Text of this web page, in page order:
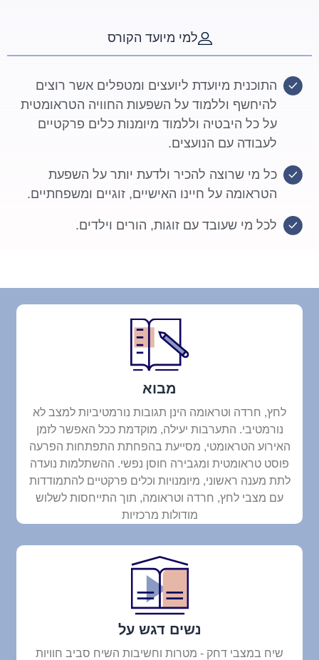
למי מיועד הקורס
התוכנית מיועדת ליועצים ומטפלים אשר רוצים
להיחשף וללמוד על השפעות החוויה הטראומטית
על כל היבטיה וללמוד מיומנות כלים פרקטיים
לעבודה עם הנועצים.
כל מי שרוצה להכיר ולדעת יותר על השפעת
הטראומה על חיינו האישיים, זוגיים ומשפחתיים.
לכל מי שעובד עם זוגות, הורים וילדים.
מבוא
לחץ, חרדה וטראומה הינן תגובות נורמטיביות למצב לא
נורמטיבי. התערבות יעילה, מוקדמת ככל האפשר לזמן
האירוע הטראומטי, מסייעת בהפחתת התפתחות הפרעה
פוסט טראומטית ומגבירה חוסן נפשי. ההשתלמות נועדה
לתת מענה ראשוני, מיומנויות וכלים פרקטיים להתמודדות
עם מצבי לחץ, חרדה וטראומה, תוך התייחסות לשלוש
מודולות מרכזיות
נשים דגש על
שיח במצבי דחק - מטרות וחשיבות השיח סביב חוויות